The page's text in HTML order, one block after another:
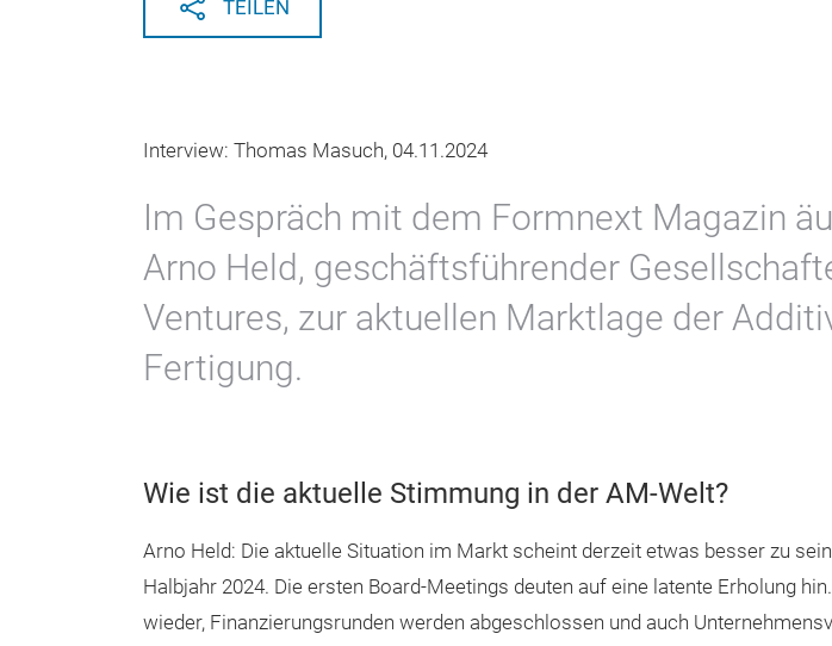
TEILEN
Interview: Thomas Masuch, 04.11.2024
Im Gespräch mit dem Formnext Magazin
Arno Held, geschäftsführender
Ventures, zur aktuellen Marktlage der
Fertigung.
Wie ist die aktuelle Stimmung in der AM-Welt?
Arno Held: Die aktuelle Situation im Markt scheint derzeit etwas besser zu
Halbjahr 2024. Die ersten Board-Meetings deuten auf eine latente Erholung
wieder, Finanzierungsrunden werden abgeschlossen und auch